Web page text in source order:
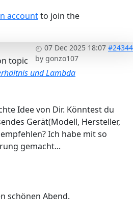
accountto join the
07 Dec 2025 18:07 #24344
by gonzo107
topic
und Lambda
Idee von Dir. Könntest du
Gerät(Modell, Hersteller,
Ich habe mit so
gemacht...
schönen Abend.